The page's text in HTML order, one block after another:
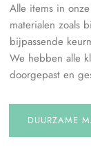
Alle items in
materialen zoals
bijpassende
We hebben alle
doorgepast en
DUURZAME